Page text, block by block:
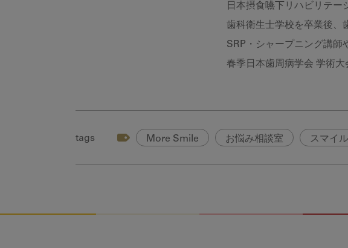
日本摂食嚥下リハビリテー
歯科衛生士学校を卒業後、
SRP・シャープニング講師
春季日本歯周病学会 学術
tags More Smile お悩み相談室 スマイ